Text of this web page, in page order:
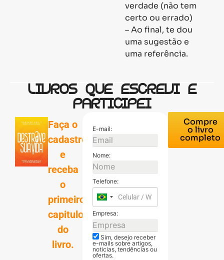
verdade (não tem
certo ou errado)
– Ao final, te dou
uma sugestão e
uma referência.
LIVROS QUE ESCREVI E
PARTICIPEI
Faça o
cadastro,
e
receba
o
primeiro
capitulo
do
livro.
E-mail:
Nome:
Telefone:
Empresa:
Sim, desejo receber
e-mails sobre artigos,
noticias, tendências ou
ofertas.
Compre
o livro
completo